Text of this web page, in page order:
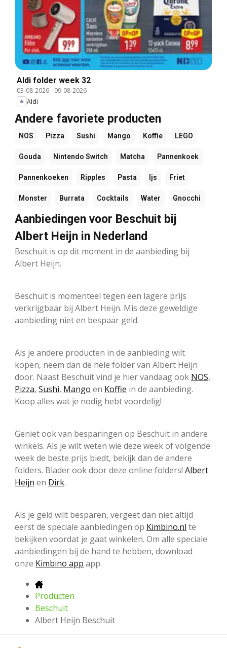
Aldi folder week 32
03-08-2026- 09-08-2026
Aldi
Andere favoriete producten
NOS Pizza Sushi Mango Koffie LEGO
Gouda Nintendo Switch Matcha Pannenkoek
Pannenkoeken Ripples Pasta Ijs Friet
Monster Burrata Cocktails Water Gnocchi
Aanbiedingen voor Beschuit bij
Albert Heijn in Nederland
Beschuit is op dit moment in de aanbieding bij
Albert Heijn.
Beschuit is momenteel tegen een lagere prijs
verkrijgbaar bij Albert Heijn. Mis deze geweldige
aanbieding niet en bespaar geld.
Als je andere producten in de aanbieding wilt
kopen, neem dan de hele folder van Albert Heijn
door. Naast Beschuit vind je hier vandaag ook NOS,
Pizza, Sushi, Mango en Koffie in de aanbieding.
Koop alles wat je nodig hebt voordelig!
Geniet ook van besparingen op Beschuit in andere
winkels. Als je wilt weten wie deze week of volgende
week de beste prijs biedt, bekijk dan de andere
folders. Blader ook door deze online folders! Albert
Heijn en Dirk.
Als je geld wilt besparen, vergeet dan niet altijd
eerst de speciale aanbiedingen op Kimbino.nl te
bekijken voordat je gaat winkelen. Om alle speciale
aanbiedingen bij de hand te hebben, download
onze Kimbino app app.
Producten
Beschuit
Albert Heijn Beschuit